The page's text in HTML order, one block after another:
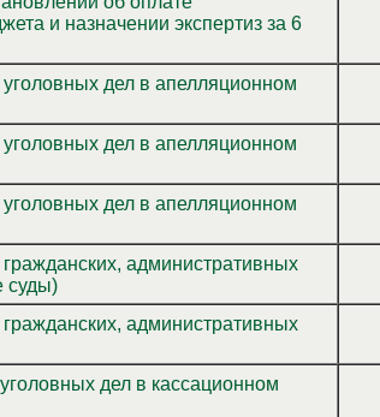
и назначении экспертиз за 6
суды)